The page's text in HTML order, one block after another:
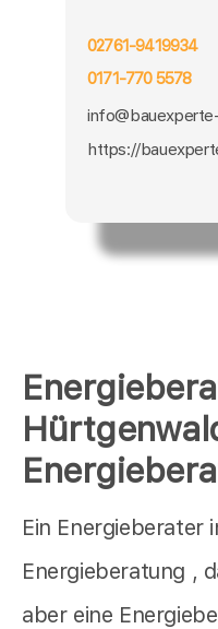
Ein Energieberater
Energieberatung ,
aber eine
02761-9419934
0171-770 5578
https://